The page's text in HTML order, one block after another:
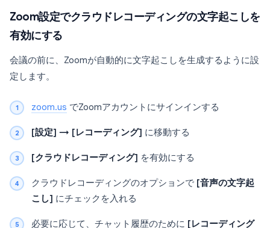
Zoom設定でクラウドレコーディングの文字起こしを
有効にする
会議の前に、Zoomが自動的に文字起こしを生成するように設
定します。
zoom.us でZoomアカウントにサインインする
[設定] → [レコーディング] に移動する
[クラウドレコーディング] を有効にする
クラウドレコーディングのオプションで [音声の文字起
こし] にチェックを入れる
必要に応じて、チャット履歴のために [レコーディング